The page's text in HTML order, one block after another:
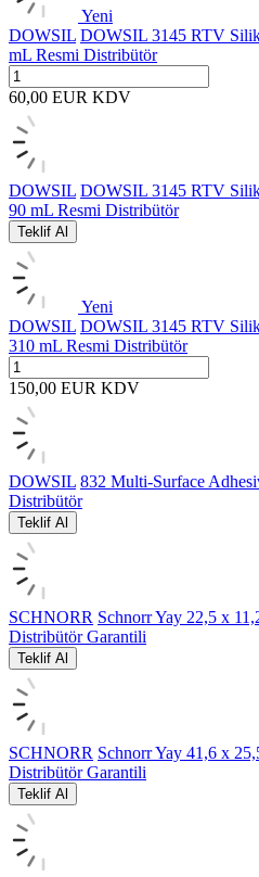
Yeni
DOWSIL DOWSIL 3145 RTV
mL Resmi Distribütör
60,00 EUR KDV
DOWSIL DOWSIL 3145 RTV
90 mL Resmi Distribütör
Teklif Al
Yeni
DOWSIL DOWSIL 3145 RTV
310 mL Resmi Distribütör
150,00 EUR KDV
DOWSIL 832 Multi-Surface
Distribütör
Teklif Al
SCHNORR Schnorr Yay 22,5 x
Distribütör Garantili
Teklif Al
SCHNORR Schnorr Yay 41,6 x
Distribütör Garantili
Teklif Al